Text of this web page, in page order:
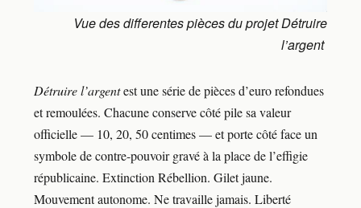
Vue des differentes pièces du projet Détruire
l’argent
Détruire l’argentest une série de pièces d’euro refondues
et remoulées. Chacune conserve côté pile sa valeur
officielle — 10, 20, 50 centimes — et porte côté face un
symbole de contre-pouvoir gravé à la place de l’effigie
républicaine. Extinction Rébellion. Gilet jaune.
Mouvement autonome. Ne travaille jamais. Liberté